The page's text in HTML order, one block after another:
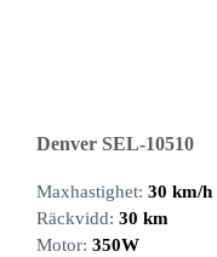
Denver SEL-10510
Maxhastighet: 30 km/h
Räckvidd: 30 km
Motor: 350W